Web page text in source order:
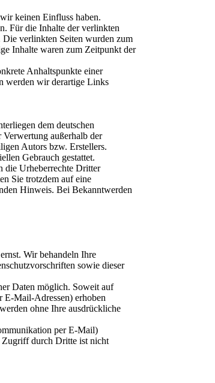
keinen Einfluss haben.
Für die Inhalte der verlinkten
Die verlinkten Seiten wurden zum
Inhalte waren zum Zeitpunkt der
Anhaltspunkte einer
werden wir derartige Links
dem deutschen
außerhalb der
Autors bzw. Erstellers.
Gebrauch gestattet.
die Urheberrechte Dritter
Sie trotzdem auf eine
Hinweis. Bei Bekanntwerden
Wir behandeln Ihre
sowie dieser
Daten möglich. Soweit auf
E-Mail-Adressen) erhoben
ohne Ihre ausdrückliche
per E-Mail)
Zugriff durch Dritte ist nicht